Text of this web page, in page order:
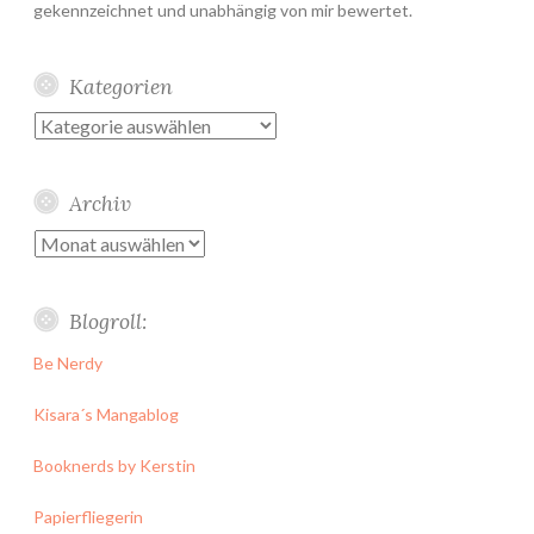
gekennzeichnet und unabhängig von mir bewertet.
Kategorien
Kategorien
Archiv
Archiv
Blogroll:
Be Nerdy
Kisara´s Mangablog
Booknerds by Kerstin
Papierfliegerin